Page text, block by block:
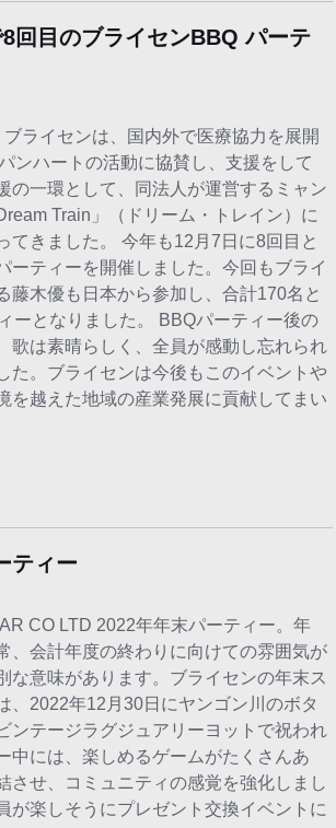
回目のブライセンBBQ パーテ
ライセンは、国内外で医療協力を展開
ンハートの活動に協賛し、支援をして
の一環として、同法人が運営するミャン
Train」（ドリーム・トレイン）に
てきました。 今年も12月7日に8回目と
ーティーを開催しました。今回もブライ
藤木優も日本から参加し、合計170名と
ーとなりました。 BBQパーティー後の
歌は素晴らしく、全員が感動し忘れられ
た。ブライセンは今後もこのイベントや
を越えた地域の産業発展に貢献してまい
ティー
CO LTD 2022年年末パーティー。年
、会計年度の終わりに向けての雰囲気が
な意味があります。ブライセンの年末ス
、2022年12月30日にヤンゴン川のボタ
ンテージラグジュアリーヨットで祝われ
中には、楽しめるゲームがたくさんあ
させ、コミュニティの感覚を強化しまし
が楽しそうにプレゼント交換イベントに